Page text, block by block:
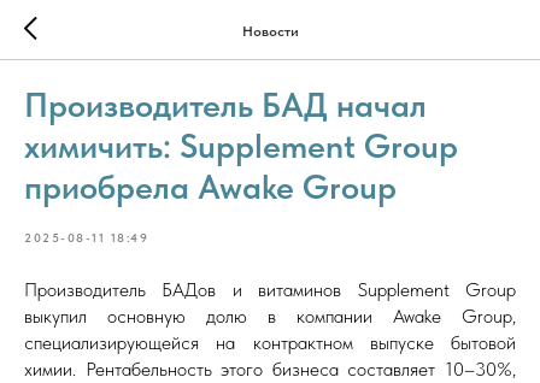
Новости
Производитель БАД начал
химичить: Supplement Group
приобрела Awake Group
2025-08-11 18:49
Производитель БАДов и витаминов Supplement Group
выкупил основную долю в компании Awake Group,
специализирующейся на контрактном выпуске бытовой
химии. Рентабельность этого бизнеса составляет 10–30%,